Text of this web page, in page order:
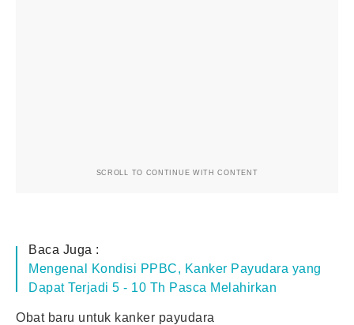
SCROLL TO CONTINUE WITH CONTENT
Baca Juga :
Mengenal Kondisi PPBC, Kanker Payudara yang
Dapat Terjadi 5 - 10 Th Pasca Melahirkan
Obat baru untuk kanker payudara